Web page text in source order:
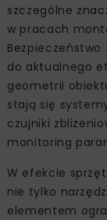
szczególne
w pracach
do aktualnego
geometrii
stają się
czujniki
monitoring
W efekcie
nie tylko
elementem